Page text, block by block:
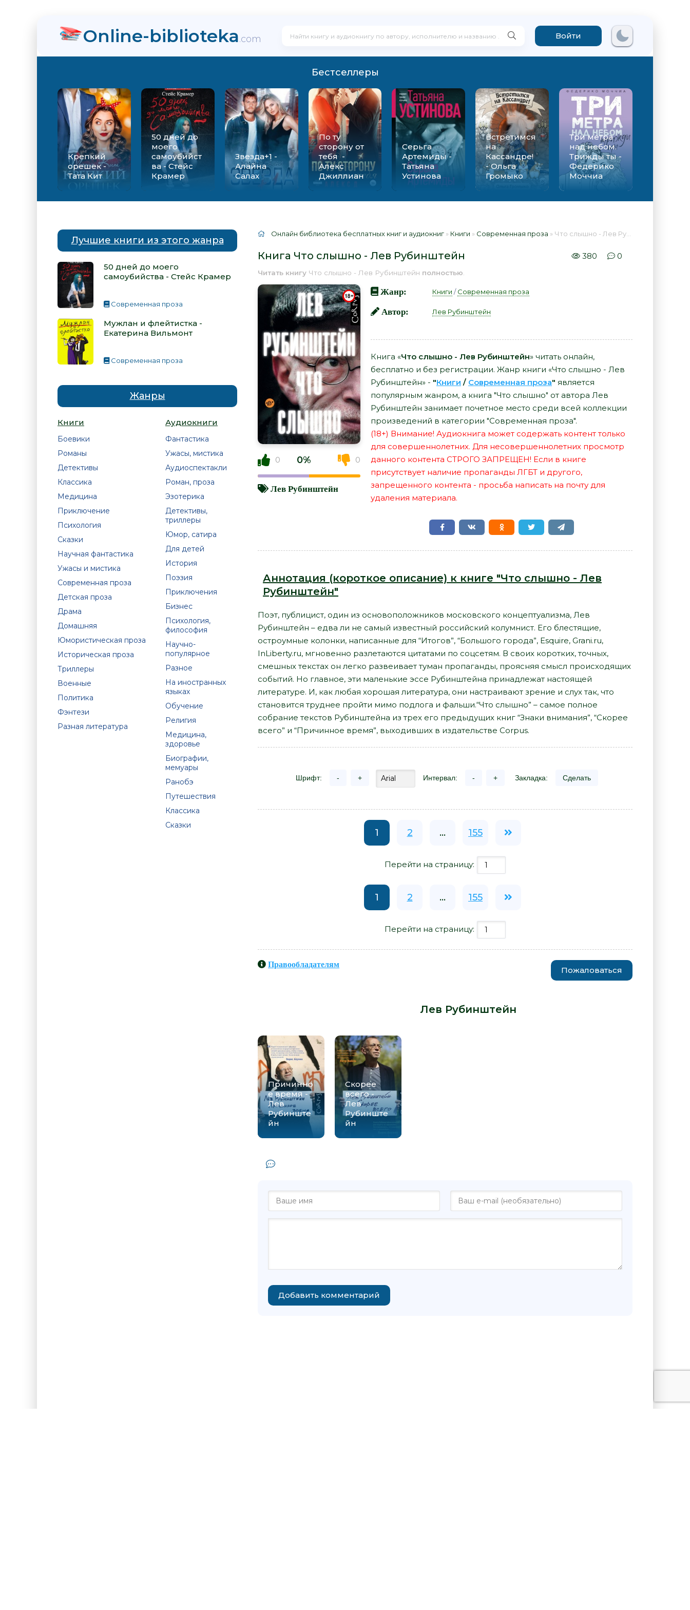
Online-biblioteka.com Войти
Бестселлеры
Крепкий
орешек -
Тата Кит
50 дней до
моего
самоубийст
ва - Стейс
Крамер
Звезда+1 -
Алайна
Салах
По ту
сторону от
тебя -
Алекс
Джиллиан
Серьга
Артемиды -
Татьяна
Устинова
Встретимся
на
Кассандре!
- Ольга
Громыко
Три метра
над небом.
Трижды ты -
Федерико
Моччиа
Лучшие книги из этого жанра
50 дней до моего
самоубийства - Стейс Крамер
Современная проза
Мужлан и флейтистка -
Екатерина Вильмонт
Современная проза
Жанры
Книги
Боевики
Романы
Детективы
Классика
Медицина
Приключение
Психология
Сказки
Научная фантастика
Ужасы и мистика
Современная проза
Детская проза
Драма
Домашняя
Юмористическая проза
Историческая проза
Триллеры
Военные
Политика
Фэнтези
Разная литература
Аудиокниги
Фантастика
Ужасы, мистика
Аудиоспектакли
Роман, проза
Эзотерика
Детективы,
триллеры
Юмор, сатира
Для детей
История
Поэзия
Приключения
Бизнес
Психология,
философия
Научно-
популярное
Разное
На иностранных
языках
Обучение
Религия
Медицина,
здоровье
Биографии,
мемуары
Ранобэ
Путешествия
Классика
Сказки
Онлайн библиотека бесплатных книг и аудиокниг » Книги » Современная проза » Что слышно - Лев Рубинштейн 📕 - Книга онлайн бесплатно
Книга Что слышно - Лев Рубинштейн 380 0
Читать книгу Что слышно - Лев Рубинштейн полностью
0 0% 0
Лев Рубинштейн
Жанр: Книги /Современная проза
Автор: Лев Рубинштейн
Книга «Что слышно - Лев Рубинштейн» читать онлайн,
бесплатно и без регистрации. Жанр книги «Что слышно - Лев
Рубинштейн» - "Книги / Современная проза" является
популярным жанром, а книга "Что слышно" от автора Лев
Рубинштейн занимает почетное место среди всей коллекции
произведений в категории "Современная проза".
(18+) Внимание! Аудиокнига может содержать контент только
для совершеннолетних. Для несовершеннолетних просмотр
данного контента СТРОГО ЗАПРЕЩЕН! Если в книге
присутствует наличие пропаганды ЛГБТ и другого,
запрещенного контента - просьба написать на почту для
удаления материала.
Аннотация (короткое описание) к книге "Что слышно - Лев
Рубинштейн"
Поэт, публицист, один из основоположников московского концептуализма, Лев
Рубинштейн – едва ли не самый известный российский колумнист. Его блестящие,
остроумные колонки, написанные для “Итогов”, “Большого города”, Esquire, Grani.ru,
InLiberty.ru, мгновенно разлетаются цитатами по соцсетям. В своих коротких, точных,
смешных текстах он легко развеивает туман пропаганды, проясняя смысл происходящих
событий. Но главное, эти маленькие эссе Рубинштейна принадлежат настоящей
литературе. И, как любая хорошая литература, они настраивают зрение и слух так, что
становится труднее пройти мимо подлога и фальши.“Что слышно” – самое полное
собрание текстов Рубинштейна из трех его предыдущих книг “Знаки внимания”, “Скорее
всего” и “Причинное время”, выходивших в издательстве Corpus.
Шрифт: - + Интервал: - + Закладка: Сделать
1 2 ... 155
Перейти на страницу:
1 2 ... 155
Перейти на страницу:
Правообладателям
Пожаловаться
автора -Лев Рубинштейн
Причинно
е время -
Лев
Рубинште
йн
Скорее
всего -
Лев
Рубинште
йн
Добавить комментарий
Вильмонт